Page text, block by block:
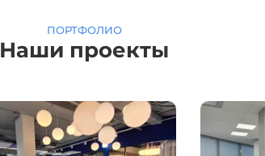
ПОРТФОЛИО
Наши проекты